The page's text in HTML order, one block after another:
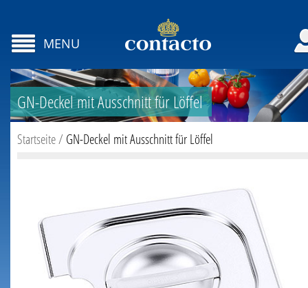
MENU
GN-Deckel mit Ausschnitt für Löffel
Startseite/ GN-Deckel mit Ausschnitt für Löffel